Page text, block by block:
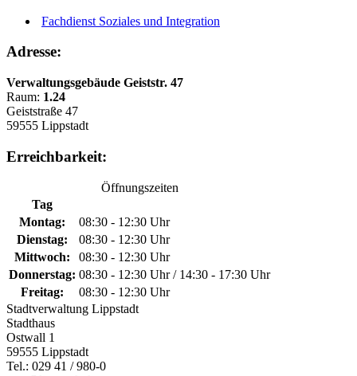
Fachdienst Soziales und Integration
Adresse:
Verwaltungsgebäude Geiststr. 47
Raum: 1.24
Geiststraße 47
59555 Lippstadt
Erreichbarkeit:
Öffnungszeiten
Tag
Montag:
08:30 - 12:30 Uhr
Dienstag:
08:30 - 12:30 Uhr
Mittwoch:
08:30 - 12:30 Uhr
Donnerstag: 08:30 - 12:30 Uhr / 14:30 - 17:30 Uhr
Freitag:
08:30 - 12:30 Uhr
Stadtverwaltung Lippstadt
Stadthaus
Ostwall 1
59555 Lippstadt
Tel.: 029 41 / 980-0